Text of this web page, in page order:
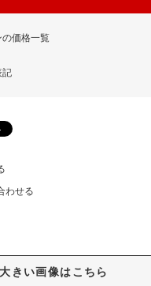
価格一覧
記
わせる
大きい画像はこちら